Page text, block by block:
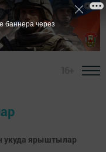
укуда ярыштылар
баннера через